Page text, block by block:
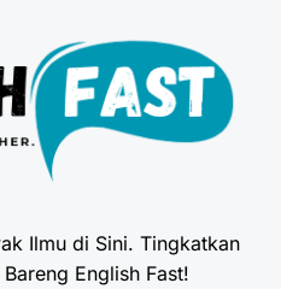
Ilmu di Sini. Tingkatkan
Bareng English Fast!